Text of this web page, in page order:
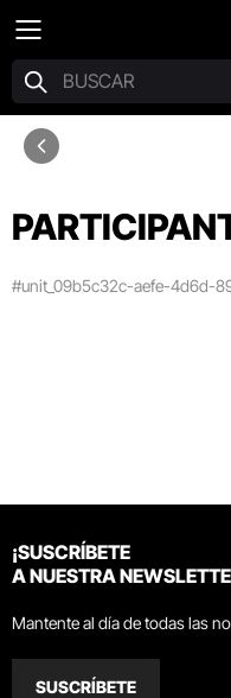
#unit_09b5c32c-aefe-4d6d-
¡SUSCRÍBETE
A NUESTRA
Mantente al día de todas las
SUSCRÍBETE